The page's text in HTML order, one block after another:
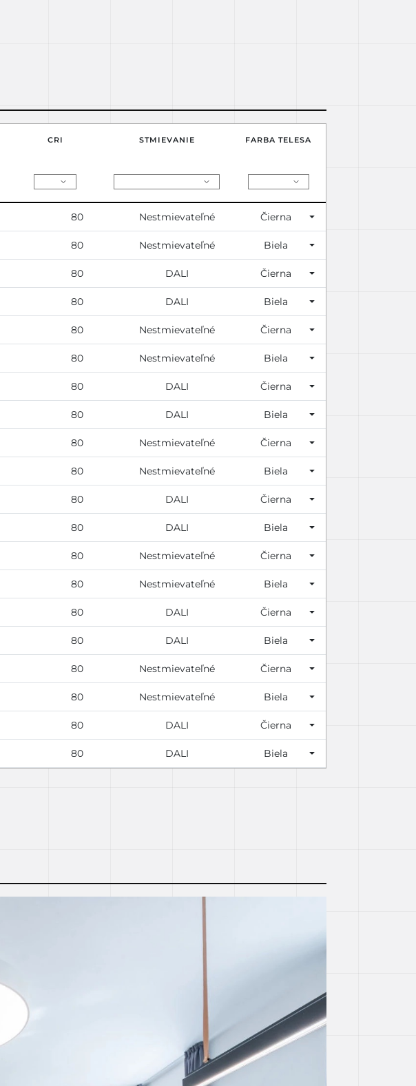
CRI STMIEVANIE FARBA TELESA
80 Nestmievateľné Čierna
80 Nestmievateľné Biela
80 DALI Čierna
80 DALI Biela
80 Nestmievateľné Čierna
80 Nestmievateľné Biela
80 DALI Čierna
80 DALI Biela
80 Nestmievateľné Čierna
80 Nestmievateľné Biela
80 DALI Čierna
80 DALI Biela
80 Nestmievateľné Čierna
80 Nestmievateľné Biela
80 DALI Čierna
80 DALI Biela
80 Nestmievateľné Čierna
80 Nestmievateľné Biela
80 DALI Čierna
80 DALI Biela